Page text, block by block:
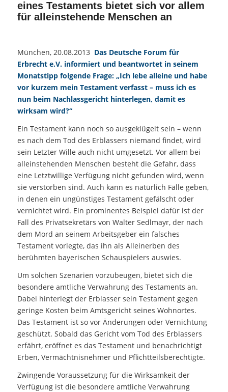
eines Testaments bietet sich vor allem
für alleinstehende Menschen an
München, 20.08.2013 Das Deutsche Forum für
Erbrechte.V. informiert und beantwortet in seinem
Monatstipp folgende Frage: „Ich lebe alleine und habe
vor kurzem mein Testament verfasst – muss ich es
nun beim Nachlassgericht hinterlegen, damit es
wirksam wird?“
Ein Testament kann noch so ausgeklügelt sein – wenn
es nach dem Tod des Erblassers niemand findet, wird
sein Letzter Wille auch nicht umgesetzt. Vor allem bei
alleinstehenden Menschen besteht die Gefahr, dass
eine Letztwillige Verfügung nicht gefunden wird, wenn
sie verstorben sind. Auch kann es natürlich Fälle geben,
in denen ein ungünstiges Testament gefälscht oder
vernichtet wird. Ein prominentes Beispiel dafür ist der
Fall des Privatsekretärs von Walter Sedlmayr, der nach
dem Mord an seinem Arbeitsgeber ein falsches
Testament vorlegte, das ihn als Alleinerben des
berühmten bayerischen Schauspielers auswies.
Um solchen Szenarien vorzubeugen, bietet sich die
besondere amtliche Verwahrung des Testaments an.
Dabei hinterlegt der Erblasser sein Testament gegen
geringe Kosten beim Amtsgericht seines Wohnortes.
Das Testament ist so vor Änderungen oder Vernichtung
geschützt. Sobald das Gericht vom Tod des Erblassers
erfährt, eröffnet es das Testament und benachrichtigt
Erben, Vermächtnisnehmer und Pflichtteilsberechtigte.
Zwingende Voraussetzung für die Wirksamkeit der
Verfügung ist die besondere amtliche Verwahrung